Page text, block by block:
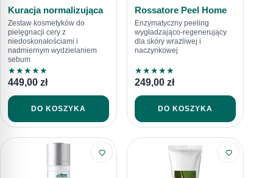
Kuracja normalizująca
Zestaw kosmetyków do
pielęgnacji cery z
niedoskonałościami i
nadmiernym wydzielaniem
sebum
★★★★★
449,00 zł
DO KOSZYKA
Rossatore Peel Home
Enzymatyczny peeling
wygładzająco-regenerujący
dla skóry wrażliwej i
naczynkowej
★★★★★
249,00 zł
DO KOSZYKA